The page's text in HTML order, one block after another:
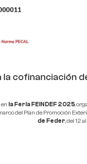
cofinanciación
la Feria FEINDEF 2025,
del Plan de Promoción
de Feder, del 12